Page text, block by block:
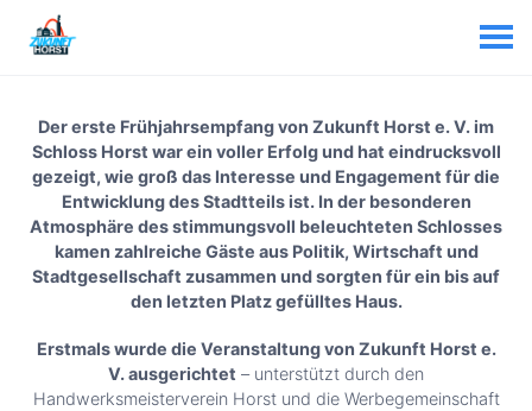
Der erste Frühjahrsempfang von Zukunft Horst e. V. im
Schloss Horst war ein voller Erfolg und hat eindrucksvoll
gezeigt, wie groß das Interesse und Engagement für die
Entwicklung des Stadtteils ist. In der besonderen
Atmosphäre des stimmungsvoll beleuchteten Schlosses
kamen zahlreiche Gäste aus Politik, Wirtschaft und
Stadtgesellschaft zusammen und sorgten für ein bis auf
den letzten Platz gefülltes Haus.
Erstmals wurde die Veranstaltung von Zukunft Horst e.
V. ausgerichtet – unterstützt durch den
Handwerksmeisterverein Horst und die Werbegemeinschaft